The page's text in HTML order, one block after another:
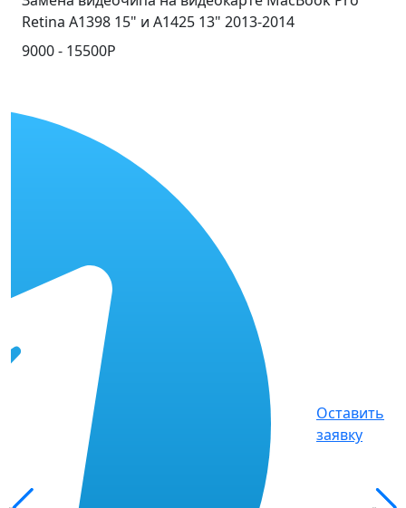
Retina A1398 15" и A1425 13" 2013-2014
9000 - 15500Р
Оставить
заявку